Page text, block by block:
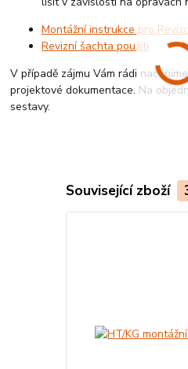
Montážní instrukce pro
Revizní šachta použití
V případě zájmu Vám rádi
projektové dokumentace. Na
sestavy.
Související zboží